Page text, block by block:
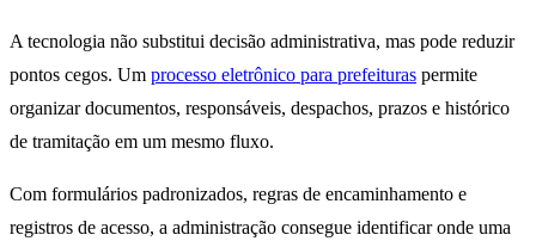
A tecnologia não substitui decisão administrativa, mas pode reduzir
pontos cegos. Um processo eletrônico para prefeituras permite
organizar documentos, responsáveis, despachos, prazos e histórico
de tramitação em um mesmo fluxo.
Com formulários padronizados, regras de encaminhamento e
registros de acesso, a administração consegue identificar onde uma